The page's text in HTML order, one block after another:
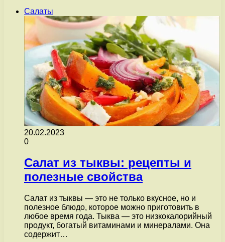
Салаты
20.02.2023
0
Салат из тыквы: рецепты и
полезные свойства
Салат из тыквы — это не только вкусное, но и
полезное блюдо, которое можно приготовить в
любое время года. Тыква — это низкокалорийный
продукт, богатый витаминами и минералами. Она
содержит…